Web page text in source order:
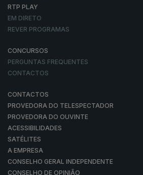
RTP PLAY
EM DIRETO
REVER PROGRAMAS
CONCURSOS
PERGUNTAS FREQUENTES
CONTACTOS
CONTACTOS
PROVEDORA DO TELESPECTADOR
PROVEDORA DO OUVINTE
ACESSIBILIDADES
SATÉLITES
A EMPRESA
CONSELHO GERAL INDEPENDENTE
CONSELHO DE OPINIÃO